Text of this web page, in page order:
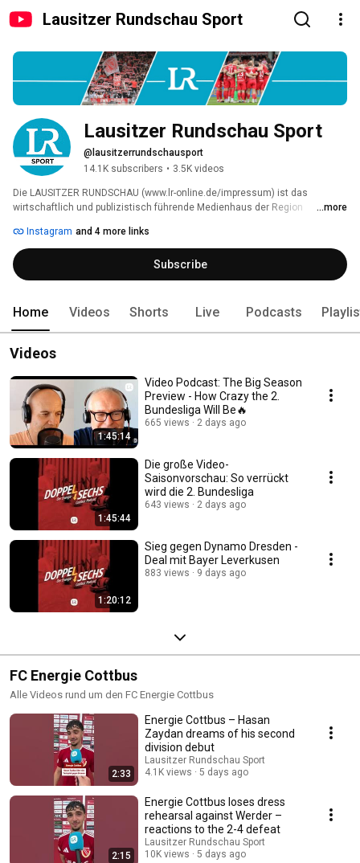
Lausitzer Rundschau Sport
Lausitzer Rundschau Sport
@lausitzerrundschausport
14.1K subscribers • 3.5K videos
Die LAUSITZER RUNDSCHAU (www.lr-online.de/impressum) ist das
wirtschaftlich und publizistisch führende Medienhaus der Region
regionale Informationen.
...more
Instagram and 4 more links
Subscribe
Home Videos Shorts Live Podcasts
Videos
1:45:14
Video Podcast: The Big Season
Preview - How Crazy the 2.
Bundesliga Will Be🔥
665 views 2 days ago
1:45:44
Die große Video-
Saisonvorschau: So verrückt
wird die 2. Bundesliga
643 views 2 days ago
1:20:12
Sieg gegen Dynamo Dresden -
Deal mit Bayer Leverkusen
883 views 9 days ago
FC Energie Cottbus
Alle Videos rund um den FC Energie Cottbus
2:33
Energie Cottbus – Hasan
Zaydan dreams of his second
division debut
Lausitzer Rundschau Sport
4.1K views
5 days ago
2:15
Energie Cottbus loses dress
rehearsal against Werder –
reactions to the 2-4 defeat
Lausitzer Rundschau Sport
10K views
5 days ago